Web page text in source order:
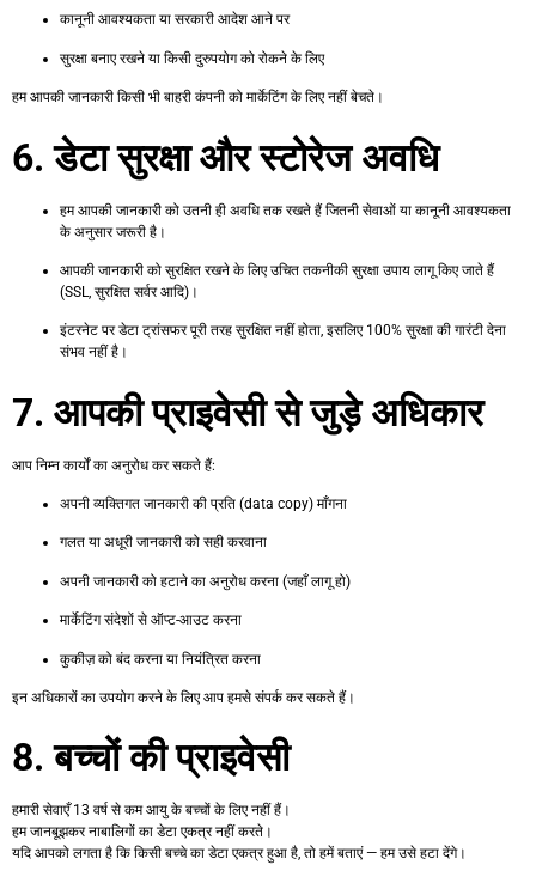
कानूनी आवश्यकता या सरकारी आदेश आने पर
सुरक्षा बनाए रखने या किसी दुरुपयोग को रोकने के लिए
हम आपकी जानकारी किसी भी बाहरी कंपनी को मार्केटिंग के लिए नहीं बेचते।
6. डेटा सुरक्षा और स्टोरेज अवधि
हम आपकी जानकारी को उतनी ही अवधि तक रखते हैं जितनी सेवाओं या कानूनी आवश्यकता
के अनुसार जरूरी है।
आपकी जानकारी को सुरक्षित रखने के लिए उचित तकनीकी सुरक्षा उपाय लागू किए जाते हैं
(SSL, सुरक्षित सर्वर आदि)।
इंटरनेट पर डेटा ट्रांसफर पूरी तरह सुरक्षित नहीं होता, इसलिए 100% सुरक्षा की गारंटी देना
संभव नहीं है।
7. आपकी प्राइवेसी से जुड़े अधिकार
आप निम्न कार्यों का अनुरोध कर सकते हैं:
अपनी व्यक्तिगत जानकारी की प्रति (data copy) माँगना
गलत या अधूरी जानकारी को सही करवाना
अपनी जानकारी को हटाने का अनुरोध करना (जहाँ लागू हो)
मार्केटिंग संदेशों से ऑप्ट-आउट करना
कुकीज़ को बंद करना या नियंत्रित करना
इन अधिकारों का उपयोग करने के लिए आप हमसे संपर्क कर सकते हैं।
8. बच्चों की प्राइवेसी
हमारी सेवाएँ 13 वर्ष से कम आयु के बच्चों के लिए नहीं हैं।
हम जानबूझकर नाबालिगों का डेटा एकत्र नहीं करते।
यदि आपको लगता है कि किसी बच्चे का डेटा एकत्र हुआ है, तो हमें बताएं — हम उसे हटा देंगे।